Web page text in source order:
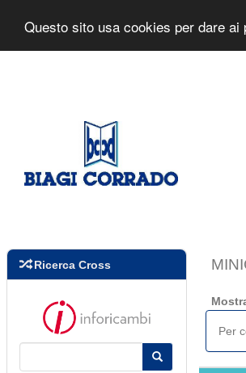
Questo sito usa cookies per dare
Ricerca Cross
Per